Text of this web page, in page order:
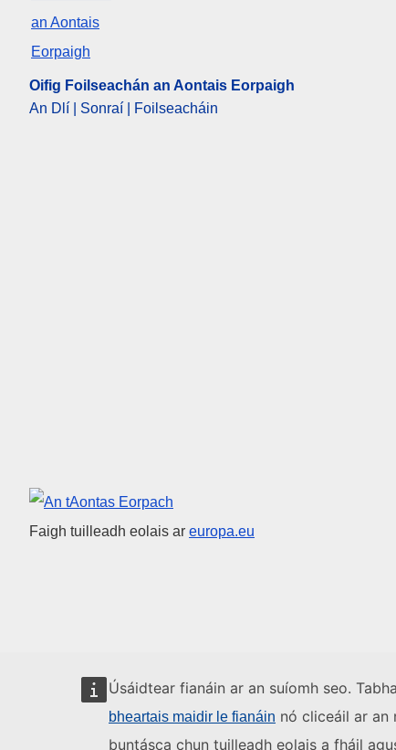
Úsáidtear fianáin ar an suíomh seo.
bheartais maidir le fianáin nó cliceáil ar an
buntásca chun tuilleadh eolais a fháil
Oifig Foilseachán an Aontais Eorpaigh
An Dlí | Sonraí | Foilseacháin
An tAontas Eorpach
Faigh tuilleadh eolais ar europa.eu